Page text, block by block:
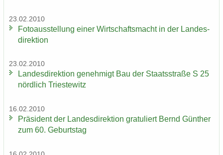
23.02.2010
Fo­to­aus­stel­lung einer Wirt­schafts­macht in der Lan­des­
di­rek­ti­on
23.02.2010
Lan­des­di­rek­ti­on ge­neh­migt Bau der Staats­stra­ße S 25
nörd­lich Tri­es­te­witz
16.02.2010
Prä­si­dent der Lan­des­di­rek­ti­on gra­tu­liert Bernd Gün­ther
zum 60. Ge­burts­tag